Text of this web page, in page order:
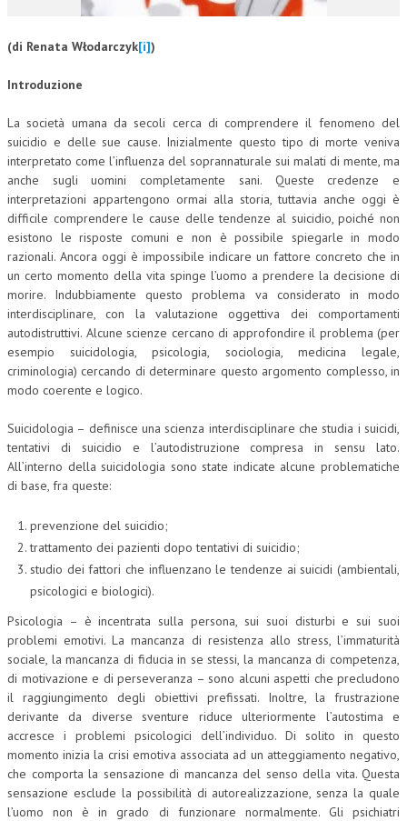
DIVENTA SOCIO
BROCHURE CE.S.E.D.
LA RIVISTA
LA RIVISTA
COMITATO SCIENTIFICO
COMITATO EDITORIALE
PEER REVIEW
CODICE ETICO
COLLABORA CON NOI
ECONOMIA
ECONOMIA DELL’ARTE
INTERNAZIONALIZZAZIONE
RISORSE UMANE
MARKETING
TREASURY IN FINANCIAL SERVICES
RISK MANAGEMENT
SVILUPPO SOSTENIBILE
PERSONA E CITTÀ
(di Renata Włodarczyk[i])
Introduzione
La società umana da secoli cerca di comprendere il fenomeno del
suicidio e delle sue cause. Inizialmente questo tipo di morte veniva
interpretato come l’influenza del soprannaturale sui malati di mente, ma
anche sugli uomini completamente sani. Queste credenze e
interpretazioni appartengono ormai alla storia, tuttavia anche oggi è
difficile comprendere le cause delle tendenze al suicidio, poiché non
esistono le risposte comuni e non è possibile spiegarle in modo
razionali. Ancora oggi è impossibile indicare un fattore concreto che in
un certo momento della vita spinge l’uomo a prendere la decisione di
morire. Indubbiamente questo problema va considerato in modo
interdisciplinare, con la valutazione oggettiva dei comportamenti
autodistruttivi. Alcune scienze cercano di approfondire il problema (per
esempio suicidologia, psicologia, sociologia, medicina legale,
criminologia) cercando di determinare questo argomento complesso, in
modo coerente e logico.
Suicidologia – definisce una scienza interdisciplinare che studia i suicidi,
tentativi di suicidio e l’autodistruzione compresa in sensu lato.
All’interno della suicidologia sono state indicate alcune problematiche
di base, fra queste:
prevenzione del suicidio;
trattamento dei pazienti dopo tentativi di suicidio;
studio dei fattori che influenzano le tendenze ai suicidi (ambientali,
psicologici e biologici).
Psicologia – è incentrata sulla persona, sui suoi disturbi e sui suoi
problemi emotivi. La mancanza di resistenza allo stress, l’immaturità
sociale, la mancanza di fiducia in se stessi, la mancanza di competenza,
di motivazione e di perseveranza – sono alcuni aspetti che precludono
il raggiungimento degli obiettivi prefissati. Inoltre, la frustrazione
derivante da diverse sventure riduce ulteriormente l’autostima e
accresce i problemi psicologici dell’individuo. Di solito in questo
momento inizia la crisi emotiva associata ad un atteggiamento negativo,
che comporta la sensazione di mancanza del senso della vita. Questa
sensazione esclude la possibilità di autorealizzazione, senza la quale
l’uomo non è in grado di funzionare normalmente. Gli psichiatri